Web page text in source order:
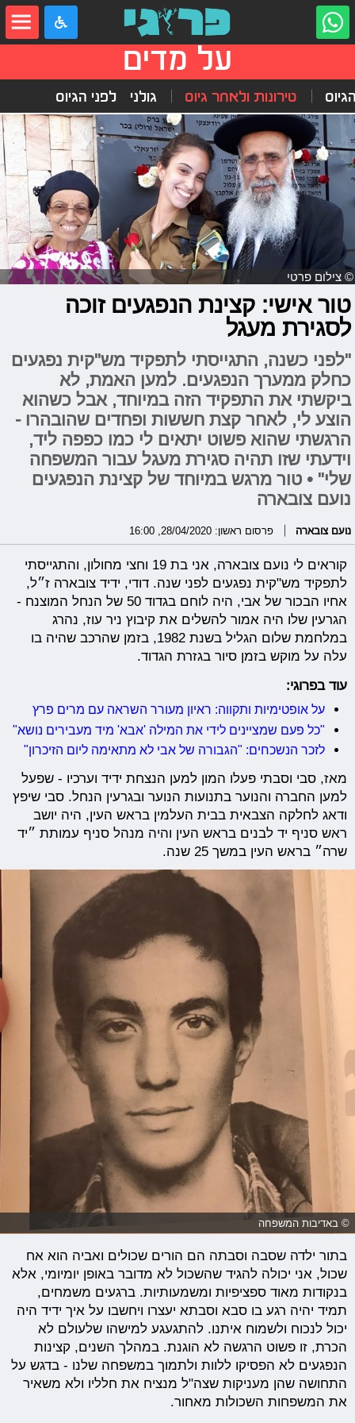
על מדים
טירונות ולאחר גיוס גולני לפני הגיוס
© צילום פרטי
טור אישי: קצינת הנפגעים זוכה
לסגירת מעגל
"לפני כשנה, התגייסתי לתפקיד מש"קית נפגעים
כחלק ממערך הנפגעים. למען האמת, לא
ביקשתי את התפקיד הזה במיוחד, אבל כשהוא
הוצע לי, לאחר קצת חששות ופחדים שהובהרו -
הרגשתי שהוא פשוט יתאים לי כמו כפפה ליד,
וידעתי שזו תהיה סגירת מעגל עבור המשפחה
שלי" • טור מרגש במיוחד של קצינת הנפגעים
נועם צובארה
נועם צובארה פרסום ראשון: 28/04/2020, 16:00
קוראים לי נועם צובארה, אני בת 19 וחצי מחולון, והתגייסתי
לתפקיד מש"קית נפגעים לפני שנה. דודי, ידיד צובארה ז״ל,
אחיו הבכור של אבי, היה לוחם בגדוד 50 של הנחל המוצנח -
הגרעין שלו היה אמור להשלים את קיבוץ ניר עוז, נהרג
במלחמת שלום הגליל בשנת 1982, בזמן שהרכב שהיה בו
עלה על מוקש בזמן סיור בגזרת הגדוד.
עוד בפרוגי:
על אופטימיות ותקווה: ראיון מעורר השראה עם מרים פרץ
"כל פעם שמציינים לידי את המילה 'אבא' מיד מעבירים נושא"
לזכר הנשכחים: "הגבורה של אבי לא מתאימה ליום הזיכרון"
מאז, סבי וסבתי פעלו המון למען הנצחת ידיד וערכיו - שפעל
למען החברה והנוער בתנועות הנוער ובגרעין הנחל. סבי שיפץ
ודאג לחלקה הצבאית בבית העלמין בראש העין, היה יושב
ראש סניף יד לבנים בראש העין והיה מנהל סניף עמותת ״יד
שרה״ בראש העין במשך 25 שנה.
© באדיבות המשפחה
בתור ילדה שסבה וסבתה הם הורים שכולים ואביה הוא אח
שכול, אני יכולה להגיד שהשכול לא מדובר באופן יומיומי, אלא
בנקודות מאוד ספציפיות ומשמעותיות. ברגעים משמחים,
תמיד יהיה רגע בו סבא וסבתא יעצרו ויחשבו על איך ידיד היה
יכול לנכוח ולשמוח איתנו. להתגעגע למישהו שלעולם לא
הכרת, זו פשוט הרגשה לא הוגנת. במהלך השנים, קצינות
הנפגעים לא הפסיקו ללוות ולתמוך במשפחה שלנו - בדגש על
התחושה שהן מעניקות שצה"ל מנציח את חלליו ולא משאיר
את המשפחות השכולות מאחור.